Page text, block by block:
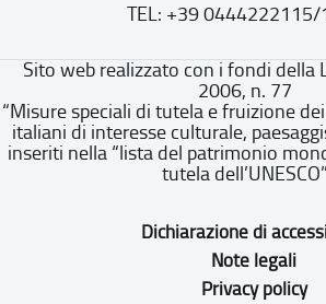
TEL: +39
Sito web realizzato con i fondi della
2006, n. 77
“Misure speciali di tutela e fruizione
italiani di interesse culturale,
inseriti nella “lista del patrimonio
tutela dell’UNESCO”
Dichiarazione di
Note legali
Privacy policy